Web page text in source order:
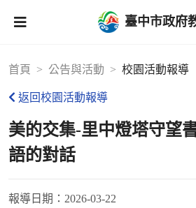
臺中市政府
首頁 公告與活動 校園活動報導
返回校園活動報導
美的交集-里中燈塔守望
語的對話
報導日期： 2026-03-22